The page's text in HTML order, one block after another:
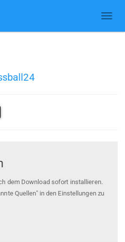
dem Download sofort installieren.
Quellen" in den Einstellungen zu